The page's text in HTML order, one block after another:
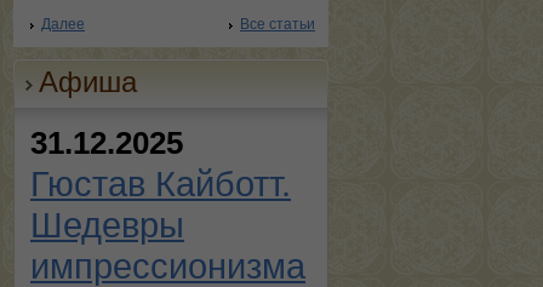
Далее Все статьи
Афиша
31.12.2025
Гюстав Кайботт.
Шедевры
импрессионизма